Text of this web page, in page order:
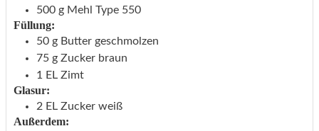
500 g Mehl Type 550
Füllung:
50 g Butter geschmolzen
75 g Zucker braun
1 EL Zimt
Glasur:
2 EL Zucker weiß
Außerdem: